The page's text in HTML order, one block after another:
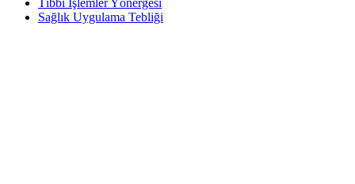
Tıbbi İşlemler Yönergesi
Sağlık Uygulama Tebliği